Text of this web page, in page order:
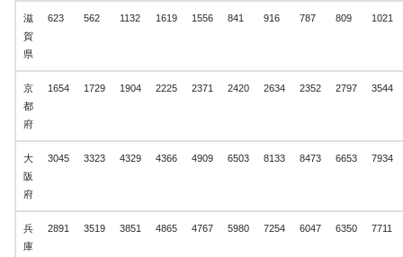
滋
賀
県
623 562 1132 1619 1556 841 916 787 809 1021
京
都
府
1654 1729 1904 2225 2371 2420 2634 2352 2797 3544
大
阪
府
3045 3323 4329 4366 4909 6503 8133 8473 6653 7934
兵
庫
2891 3519 3851 4865 4767 5980 7254 6047 6350 7711